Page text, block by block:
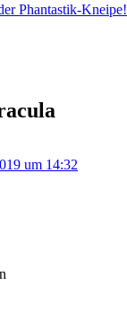
Phantastik-Kneipe!
um 14:32